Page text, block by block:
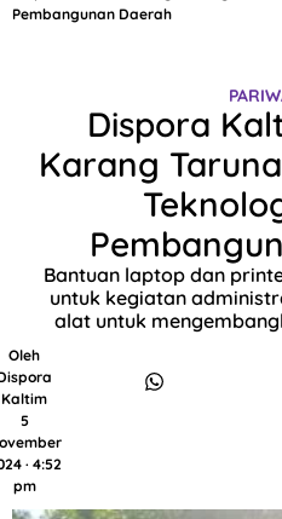
Pembangunan Daerah
Dispora
Karang
Bantuan laptop dan
untuk kegiatan
alat untuk
Oleh
Kaltim
5
· 4:52
pm